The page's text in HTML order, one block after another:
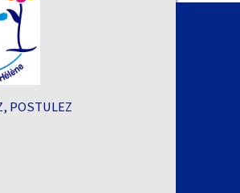
En savoir plus